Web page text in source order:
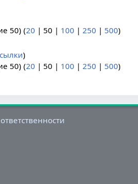
50) (20 | 50 | 100 | 250 | 500)
)
50) (20 | 50 | 100 |250 | 500)